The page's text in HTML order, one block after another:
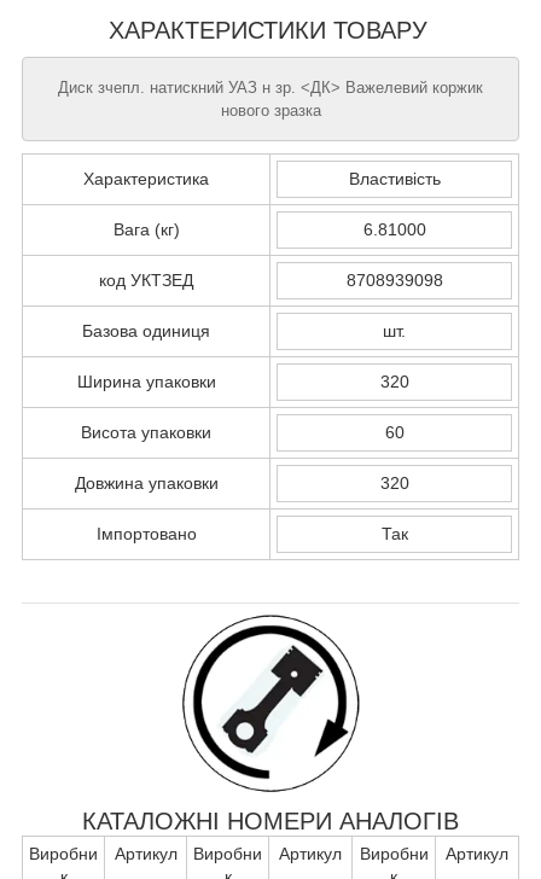
ХАРАКТЕРИСТИКИ ТОВАРУ
Диск зчепл. натискний УАЗ н зр. <ДК> Важелевий коржик
нового зразка
Характеристика Властивість
Вага (кг) 6.81000
код УКТЗЕД 8708939098
Базова одиниця шт.
Ширина упаковки 320
Висота упаковки 60
Довжина упаковки 320
Імпортовано Так
КАТАЛОЖНІ НОМЕРИ АНАЛОГІВ
Виробни
Артикул
Виробни
Артикул
Виробни
Артикул